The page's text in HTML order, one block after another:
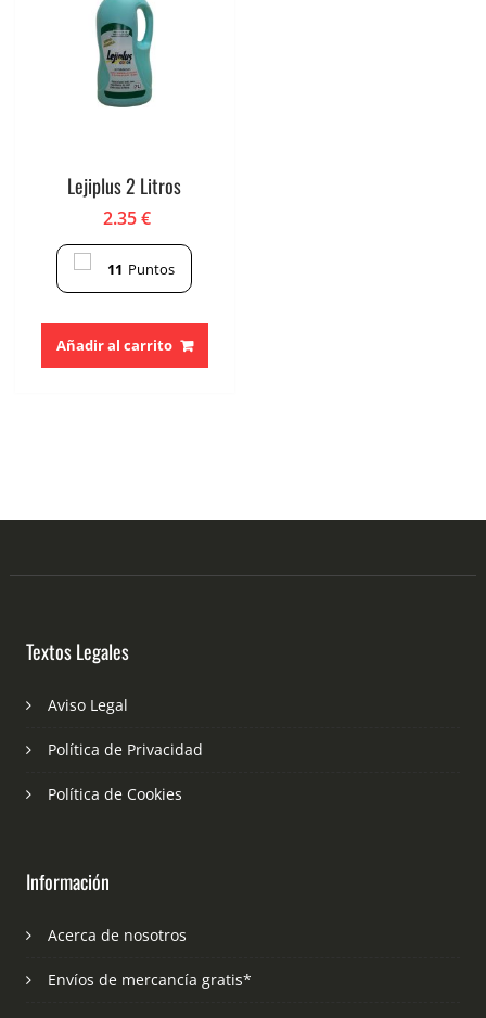
Lejiplus 2 Litros
2.35€
11 Puntos
Añadir al carrito
Textos Legales
Aviso Legal
Política de Privacidad
Política de Cookies
Información
Acerca de nosotros
Envíos de mercancía gratis*